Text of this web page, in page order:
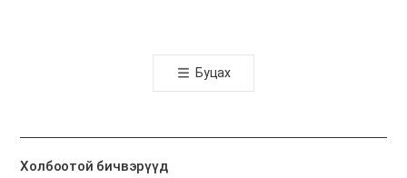
톡
공
기
Буцах
Холбоотой бичвэрүүд